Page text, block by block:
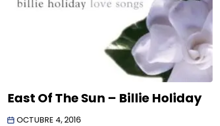
East Of The Sun – Billie Holiday
OCTUBRE 4, 2016